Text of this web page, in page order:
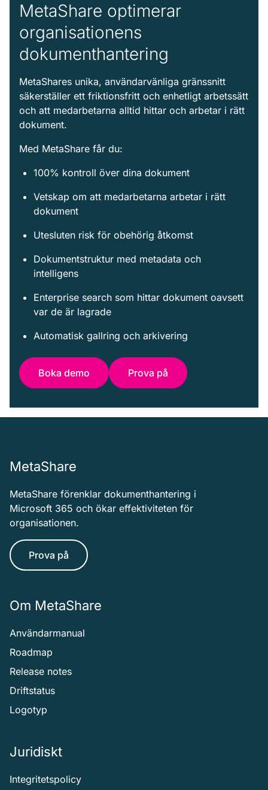
MetaShare optimerar
organisationens
dokumenthantering
MetaShares unika, användarvänliga gränssnitt
säkerställer ett friktionsfritt och enhetligt arbetssätt
och att medarbetarna alltid hittar och arbetar i rätt
dokument.
Med MetaShare får du:
100% kontroll över dina dokument
Vetskap om att medarbetarna arbetar i rätt
dokument
Utesluten risk för obehörig åtkomst
Dokumentstruktur med metadata och
intelligens
Enterprise search som hittar dokument oavsett
var de är lagrade
Automatisk gallring och arkivering
Boka demo Prova på
MetaShare
MetaShare förenklar dokumenthantering i
Microsoft 365 och ökar effektiviteten för
organisationen.
Prova på
Om MetaShare
Användarmanual
Roadmap
Release notes
Driftstatus
Logotyp
Juridiskt
Integritetspolicy